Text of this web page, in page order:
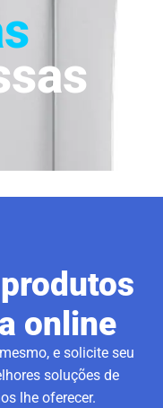
online
e solicite seu
soluções de
lhe oferecer.